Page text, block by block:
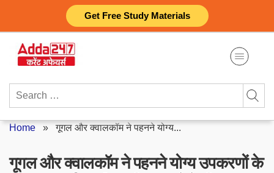
Get Free Study Materials
content
Search
Home »गूगल और क्वालकॉम ने पहनने योग्य...
गूगल और क्वालकॉम ने पहनने योग्य उपकरणों के